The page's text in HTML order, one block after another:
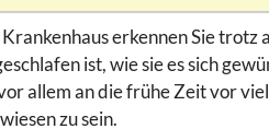
erkennen Sie
ist, wie sie es sich
allem an die frühe Zeit vor
zu sein.